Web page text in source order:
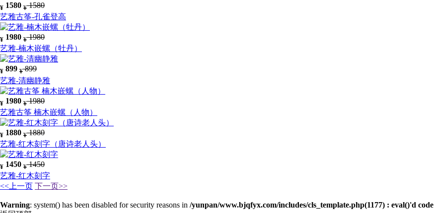
¥ 1580 ¥1580
艺雅古筝-孔雀登高
¥ 1980 ¥1980
艺雅-楠木嵌螺（牡丹）
¥ 899 ¥899
艺雅-清幽静雅
¥ 1980 ¥1980
艺雅古筝 楠木嵌螺（人物）
¥ 1880 ¥1880
艺雅-红木刻字（唐诗老人头）
¥ 1450 ¥1450
艺雅-红木刻字
<< 上一页 下一页>>
Warning: system() has been disabled for security reasons in /yunpan/www.bjqfyx.com/includes/cls_template.php(1177) : eval()'d code